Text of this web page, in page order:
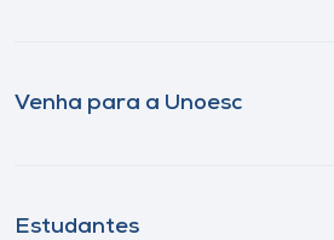
Venha para a Unoesc
Estudantes